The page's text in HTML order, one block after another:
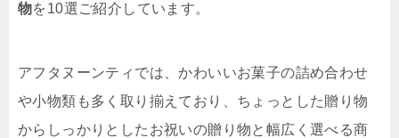
物を10選ご紹介しています。
アフタヌーンティでは、かわいいお菓子の詰め合わせ
や小物類も多く取り揃えており、ちょっとした贈り物
からしっかりとしたお祝いの贈り物と幅広く選べる商